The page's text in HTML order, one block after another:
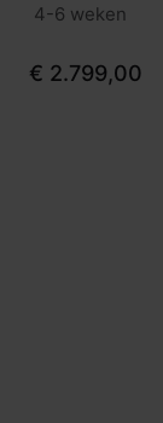
4-6 weken
€ 2.799,00